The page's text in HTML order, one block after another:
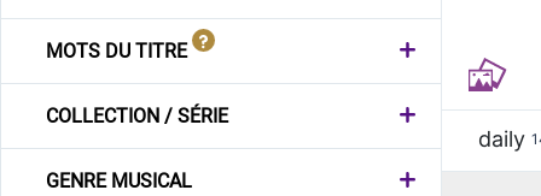
MOTS DU TITRE
COLLECTION / SÉRIE
GENRE MUSICAL
daily